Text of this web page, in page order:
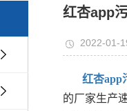
红杏app
2022-01-
红杏app
的厂家生产